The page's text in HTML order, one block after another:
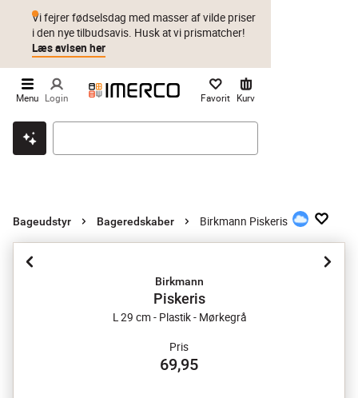
Klik & hent Byt i 1 år Prismatch
Vi fejrer fødselsdag med masser af vilde priser
i den nye tilbudsavis. Husk at vi prismatcher!
Læs avisen her
Menu Login Favorit Kurv
Bageudstyr Bageredskaber Birkmann Piskeris
Birkmann
Piskeris
L 29 cm - Plastik - Mørkegrå
Pris
69,95